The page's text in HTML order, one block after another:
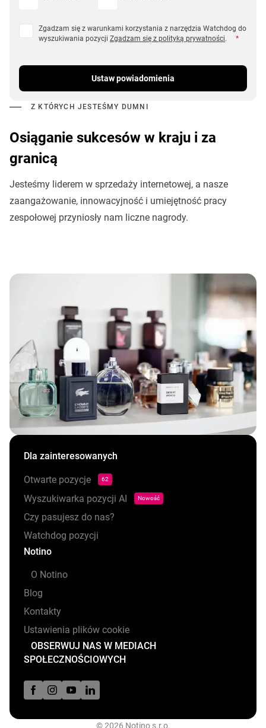
Zgadzam się z warunkami korzystania z narzędzia Watchdog do
wyszukiwania pozycji Zgadzam się z polityką prywatności. *
Ustaw powiadomienia
Z KTÓRYCH JESTEŚMY DUMNI
Osiąganie sukcesów w kraju i za
granicą
Jesteśmy liderem w sprzedaży internetowej, a nasze
zaangażowanie, innowacyjność i umiejętność pracy
zespołowej przyniosły nam liczne nagrody.
Dla zainteresowanych
Otwarte pozycje 62
Wyszukiwarka pozycji AI Nowość
Czy pasujesz do nas?
Watchdog pozycji
Notino
O Notino
Blog
Kontakty
Ustawienia plików cookie
OBSERWUJ NAS W MEDIACH
SPOŁECZNOŚCIOWYCH
© 2026 Notino s.r.o.